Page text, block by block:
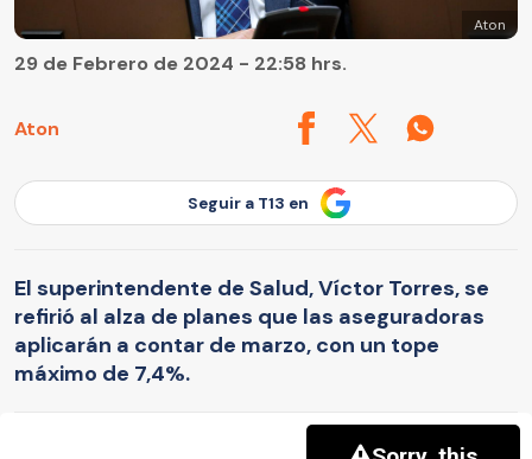
Aton
Aton
29 de Febrero de 2024 - 22:58 hrs.
Seguir a T13 en
El superintendente de Salud, Víctor Torres, se
refirió al alza de planes que las aseguradoras
aplicarán a contar de marzo, con un tope
máximo de 7,4%.